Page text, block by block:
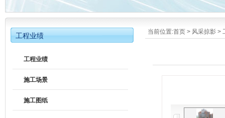
当前位置:首页 > 风采掠影 >
工程业绩
工程业绩
施工场景
施工图纸